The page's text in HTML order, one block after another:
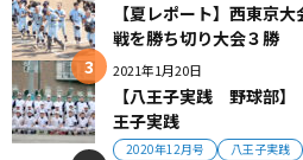
【夏レポート】西東京
戦を勝ち切り大会３勝
2021年1月20日
【八王子実践 野球部
王子実践
2020年12月号 八王子実践